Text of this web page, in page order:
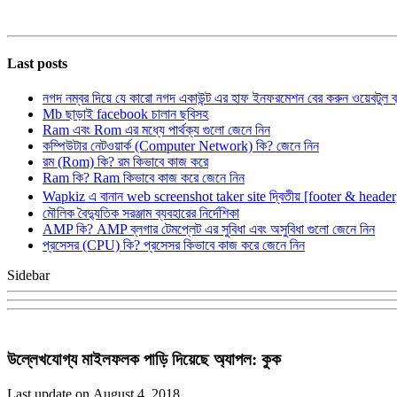
Last posts
নগদ নম্বর দিয়ে যে কারো নগদ একাউন্ট এর হাফ ইনফরমেশন বের করুন ওয়েবটুল
Mb ছাড়াই facebook চালান ছবিসহ
Ram এবং Rom এর মধ্যে পার্থক্য গুলো জেনে নিন
কম্পিউটার নেটওয়ার্ক (Computer Network) কি? জেনে নিন
রম (Rom) কি? রম কিভাবে কাজ করে
Ram কি? Ram কিভাবে কাজ করে জেনে নিন
Wapkiz এ বানান web screenshot taker site দ্বিতীয় [footer &
মৌলিক বৈদ্যুতিক সরঞ্জাম ব্যবহারের নির্দেশিকা
AMP কি? AMP ব্লগার টেমপ্লেট এর সুবিধা এবং অসুবিধা গুলো জেনে নিন
প্রসেসর (CPU) কি? প্রসেসর কিভাবে কাজ করে জেনে নিন
Sidebar
উল্লেখযোগ্য মাইলফলক পাড়ি দিয়েছে অ্যাপল: কুক
Last update on August 4, 2018